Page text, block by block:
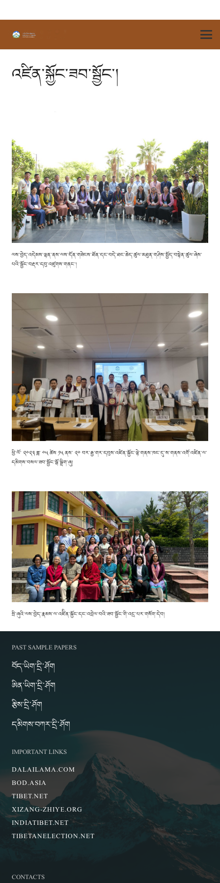
འཛིན་སྐྱོང་ཟབ་སྦྱོང་།
ལས་བྱེད་འདེམས་ལྷན་ནས་ལས་དོན་གཟེངས་ཐོན་དང་བདེ་ཐང་ཆེད་ཚུལ་མཐུན་གཤིས་སྤྱོད་བསྟེན་ཚུལ་ཞེས་
པའི་སྦྱོང་བརྡར་དབུ་འཛུགས་གནང་།
ཕྱི་ལོ་ ༢༠༢༣ ཟླ་ ༠༥ ཚེས ༡༥ ནས་ ༢༠ བར་རྒྱ་གར་དབུས་འཛིན་སྐྱོང་ལྟེ་གནས་ཁང་དུ་ས་གནས་འགོ་འཛིན་ལ་
དམིགས་བསལ་ཟབ་སྦྱོང་སྒོ་སྒྲིག་ཞུ།
སྲི་ཞུའི་ལས་བྱེད་རྣམས་ལ་འཛིིན་སྐྱོང་དང་འབྲེལ་བའི་ཟབ་སྦྱོང་གི་འདྲ་པར་གསོག་དེབ།
PAST SAMPLE PAPERS
བོད་ཡིག་དྲི་ཤོག
ཨིན་ཡིག་དྲི་ཤོག
རྩིས་དྲི་ཤོག
དམིགས་བཀར་དྲི་ཤོག
IMPORTANT LINKS
DALAILAMA.COM
BOD.ASIA
TIBET.NET
XIZANG-ZHIYE.ORG
INDIATIBET.NET
TIBETANELECTION.NET
CONTACTS